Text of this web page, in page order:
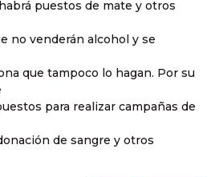
puestos de mate y otros
no venderán alcohol y se
que tampoco lo hagan. Por su
para realizar campañas de
de sangre y otros